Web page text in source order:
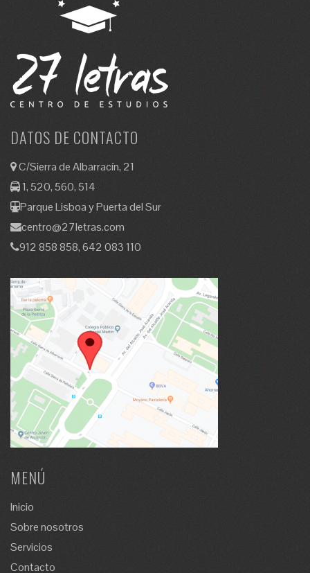
DATOS DE CONTACTO
C/Sierra de Albarracín, 21
1, 520, 560, 514
Parque Lisboa y Puerta del Sur
centro@27letras.com
912 858 858, 642 083 110
MENÚ
Inicio
Sobre nosotros
Servicios
Contacto